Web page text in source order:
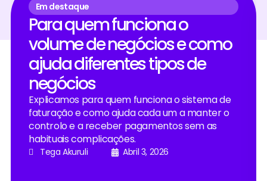
Em destaque
Para quem funciona o
volume de negócios e como
ajuda diferentes tipos de
negócios
Explicamos para quem funciona o sistema de
faturação e como ajuda cada um a manter o
controlo e a receber pagamentos sem as
habituais complicações.
Tega Akuruli Abril 3, 2026